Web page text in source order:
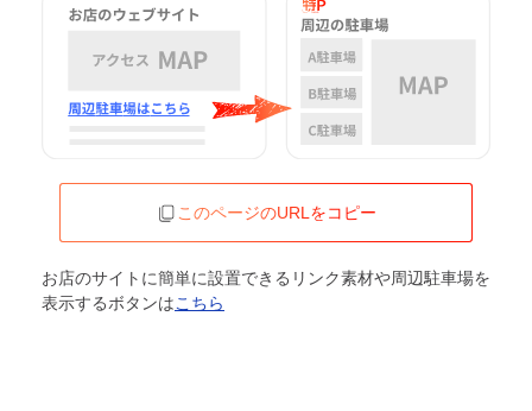
このページのURLをコピー
お店のサイトに簡単に設置できるリンク素材や周辺駐車場を
表示するボタンはこちら